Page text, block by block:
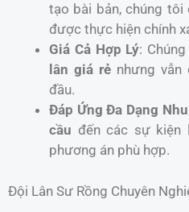
tạo bài bản, chúng
được thực hiện chính
Giá Cả Hợp Lý:
lân giá rẻ nhưng vẫn
đầu.
Đáp Ứng Đa Dạng Nhu
cầu đến các sự kiện
phương án phù hợp.
Đội Lân Sư Rồng Chuyên